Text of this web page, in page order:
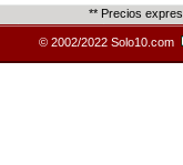
** Precios
© 2002/2022 Solo10.com